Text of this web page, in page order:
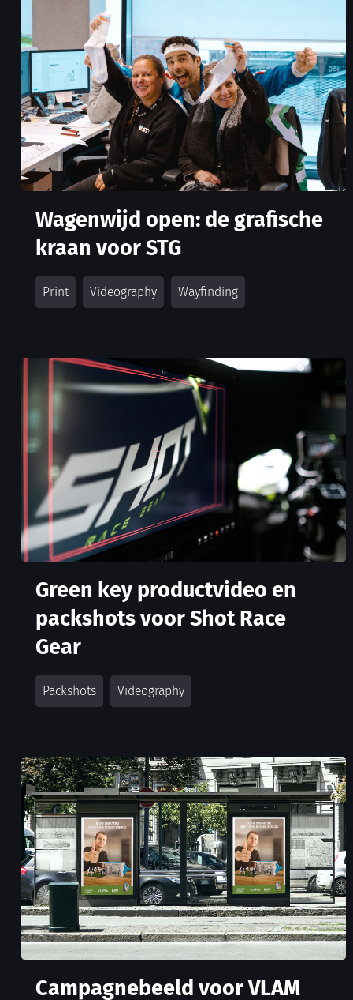
Wagenwijd open: de grafische
kraan voor STG
Print Videography Wayfinding
Green key productvideo en
packshots voor Shot Race
Gear
Packshots Videography
Campagnebeeld voor VLAM